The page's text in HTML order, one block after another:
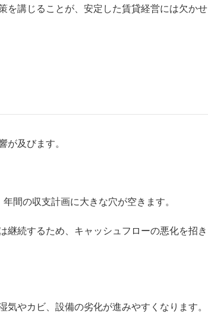
を講じることが、安定した賃貸経営には欠かせ
が及びます。
間の収支計画に大きな穴が空きます。
継続するため、キャッシュフローの悪化を招き
やカビ、設備の劣化が進みやすくなります。